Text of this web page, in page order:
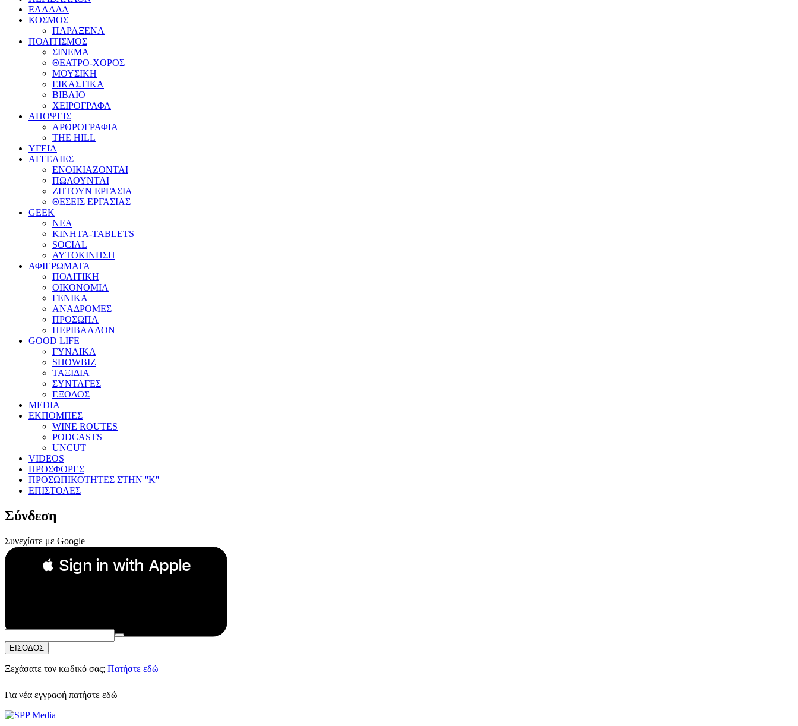
ΕΛΛΑΔΑ
ΚΟΣΜΟΣ
ΠΑΡΑΞΕΝΑ
ΠΟΛΙΤΙΣΜΟΣ
ΣΙΝΕΜΑ
ΘΕΑΤΡΟ-ΧΟΡΟΣ
ΜΟΥΣΙΚΗ
ΕΙΚΑΣΤΙΚΑ
ΒΙΒΛΙΟ
ΧΕΙΡΟΓΡΑΦΑ
ΑΠΟΨΕΙΣ
ΑΡΘΡΟΓΡΑΦΙΑ
THE HILL
ΥΓΕΙΑ
ΑΓΓΕΛΙΕΣ
ΕΝΟΙΚΙΑΖΟΝΤΑΙ
ΠΩΛΟΥΝΤΑΙ
ΖΗΤΟΥΝ ΕΡΓΑΣΙΑ
ΘΕΣΕΙΣ ΕΡΓΑΣΙΑΣ
GEEK
ΝΕΑ
ΚΙΝΗΤΑ-TABLETS
SOCIAL
ΑΥΤΟΚΙΝΗΣΗ
ΑΦΙΕΡΩΜΑΤΑ
ΠΟΛΙΤΙΚΗ
ΟΙΚΟΝΟΜΙΑ
ΓΕΝΙΚΑ
ΑΝΑΔΡΟΜΕΣ
ΠΡΟΣΩΠΑ
ΠΕΡΙΒΑΛΛΟΝ
GOOD LIFE
ΓΥΝΑΙΚΑ
SHOWBIZ
ΤΑΞΙΔΙΑ
ΣΥΝΤΑΓΕΣ
ΕΞΟΔΟΣ
MEDIA
ΕΚΠΟΜΠΕΣ
WINE ROUTES
PODCASTS
UNCUT
VIDEOS
ΠΡΟΣΦΟΡΕΣ
ΠΡΟΣΩΠΙΚΟΤΗΤΕΣ ΣΤΗΝ ''Κ''
ΕΠΙΣΤΟΛΕΣ
Σύνδεση
Συνεχίστε με Google
 Sign in with Apple
Συνεχίστε με Apple
ή
Email:
Κωδικός Πρόσβασης:
ΕΙΣΟΔΟΣ
Ξεχάσατε τον κωδικό σας; Πατήστε εδώ
Για νέα εγγραφή πατήστε εδώ